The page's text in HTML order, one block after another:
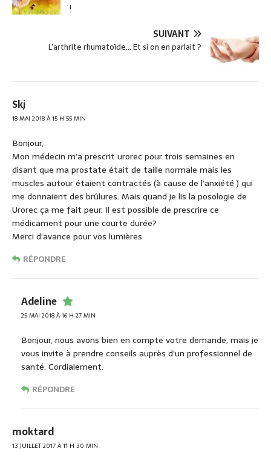
o
!
SUIVANT
L’arthrite rhumatoïde… Et si on en parlait ?
Skj
18 MAI 2018 À 15 H 55 MIN
Bonjour,
Mon médecin m’a prescrit urorec pour trois semaines en
disant que ma prostate était de taille normale mais les
muscles autour étaient contractés (à cause de l’anxiété ) qui
me donnaient des brûlures. Mais quand je lis la posologie de
Urorec ça me fait peur. Il est possible de prescrire ce
médicament pour une courte durée?
Merci d’avance pour vos lumières
RÉPONDRE
Adeline
25 MAI 2018 À 16 H 27 MIN
Bonjour, nous avons bien en compte votre demande, mais je
vous invite à prendre conseils auprès d’un professionnel de
santé. Cordialement.
RÉPONDRE
moktard
13 JUILLET 2017 À 11 H 30 MIN